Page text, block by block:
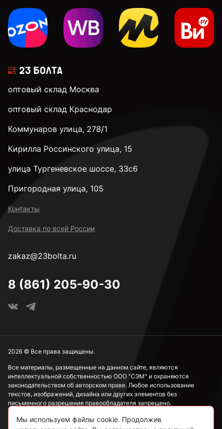
оптовый склад Москва
оптовый склад Краснодар
Коммунаров улица, 278/1
Кирилла Россинского улица, 15
улица Тургеневское шоссе, 33с6
Пригородная улица, 105
Контакты
Доставка по всей России
zakaz@23bolta.ru
8 (861) 205-90-30
Все материалы, размещенные на данном сайте, являются
интеллектуальной собственностью ООО "СЭМ" и охраняются
законодательством об авторском праве. Любое использование
текстов, изображений, дизайна или других элементов без
письменного разрешения правообладателя запрещено.
Информация, представленная на сайте, носит исключительно
2026 © Все права защищены.
Мы используем файлы cookie. Продолжив